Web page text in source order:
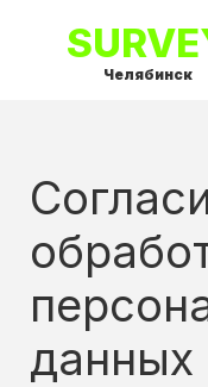
Челябинск
данных